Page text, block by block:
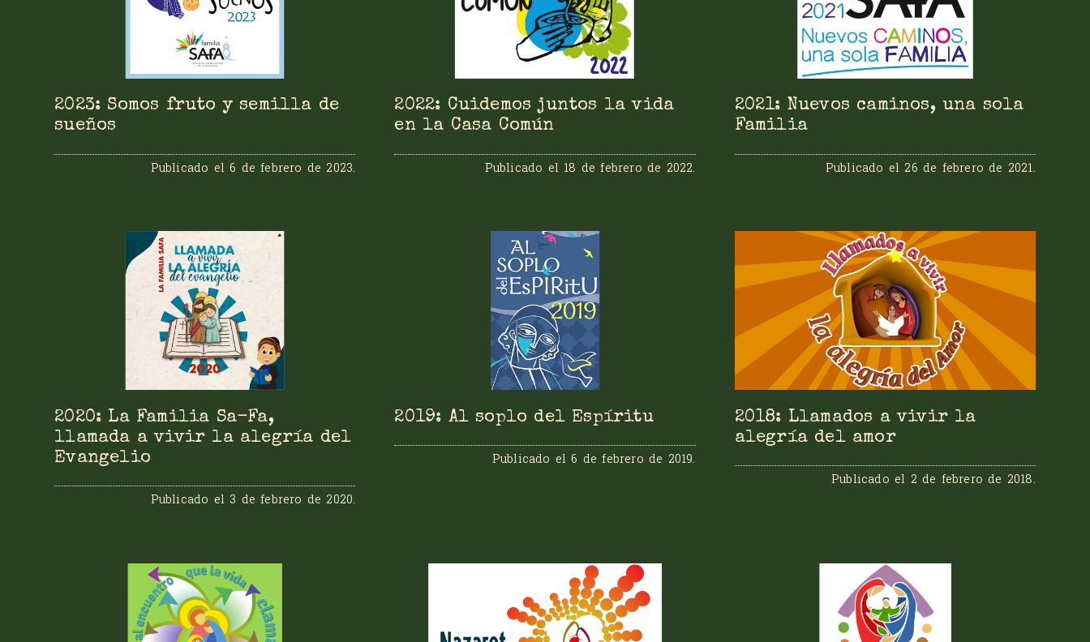
2023: Somos fruto y semilla de
sueños
Publicado el6 de febrero de 2023.
2022: Cuidemos juntos la vida
en la Casa Común
Publicado el 18 de febrero de 2022.
2021: Nuevos caminos, una sola
Familia
Publicado el26 de febrero de 2021.
2020: La Familia Sa-Fa,
llamada a vivir la alegría del
Evangelio
Publicado el 3 de febrero de 2020.
2019: Al soplo del Espíritu
Publicado el6 de febrero de 2019.
2018: Llamados a vivir la
alegría del amor
Publicado el 2 de febrero de 2018.